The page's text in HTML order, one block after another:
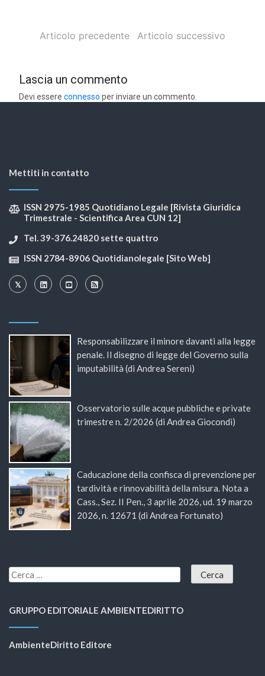
Articolo precedente Articolo successivo
Lascia un commento
Devi essereconnesso per inviare un commento.
Mettiti in contatto
ISSN 2975-1985 Quotidiano Legale [Rivista Giuridica
Trimestrale - Scientifica Area CUN 12]
Tel. 39-376.24820 sette quattro
ISSN 2784-8906 Quotidianolegale [Sito Web]
Responsabilizzare il minore davanti alla legge
penale. Il disegno di legge del Governo sulla
imputabilità (di Andrea Sereni)
Osservatorio sulle acque pubbliche e private
trimestre n. 2/2026 (di Andrea Giocondi)
Caducazione della confisca di prevenzione per
tardività e rinnovabilità della misura. Nota a
Cass., Sez. II Pen., 3 aprile 2026, ud. 19 marzo
2026, n. 12671 (di Andrea Fortunato)
GRUPPO EDITORIALE AMBIENTEDIRITTO
AmbienteDiritto Editore